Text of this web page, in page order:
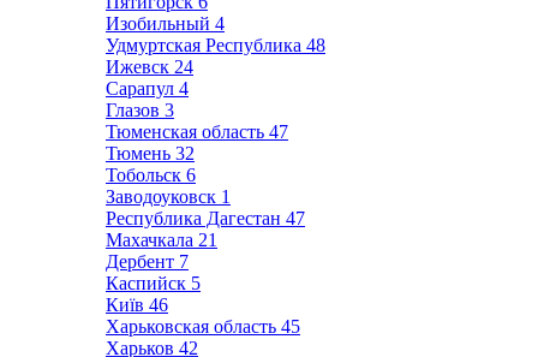
Изобильный 4
Удмуртская Республика 48
Ижевск 24
Сарапул 4
Глазов 3
Тюменская область 47
Тюмень 32
Тобольск 6
Заводоуковск 1
Республика Дагестан 47
Махачкала 21
Дербент 7
Каспийск 5
Київ 46
Харьковская область 45
Харьков 42